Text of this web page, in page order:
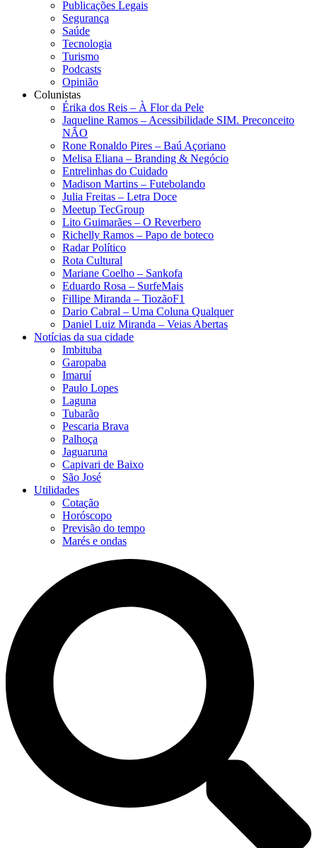
Publicações Legais
Segurança
Saúde
Tecnologia
Turismo
Podcasts
Opinião
Colunistas
Érika dos Reis​ – À Flor da Pele
Jaqueline Ramos – Acessibilidade SIM. Preconceito
NÃO
Rone Ronaldo Pires – Baú Açoriano
Melisa Eliana – Branding & Negócio
Entrelinhas do Cuidado
Madison Martins – Futebolando
Julia Freitas​ – Letra Doce
Meetup TecGroup
Lito Guimarães – O Reverbero
Richelly Ramos​ – Papo de boteco
Radar Político
Rota Cultural
Mariane Coelho – Sankofa
Eduardo Rosa​ – SurfeMais
Fillipe Miranda – TiozãoF1
Dario Cabral – Uma Coluna Qualquer
Daniel Luiz Miranda – Veias Abertas
Notícias da sua cidade
Imbituba
Garopaba
Imaruí
Paulo Lopes
Laguna
Tubarão
Pescaria Brava
Palhoça
Jaguaruna
Capivari de Baixo
São José
Utilidades
Cotação
Horóscopo
Previsão do tempo
Marés e ondas